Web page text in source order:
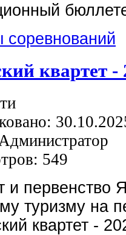
соревнований
квартет -
549
и первенство
туризму на
квартет -